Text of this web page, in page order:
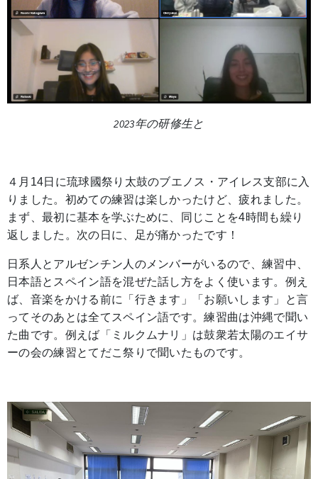
2023年の研修生と
４月 14日に琉球國祭り太鼓のブエノス・アイレス支部に入
りました。初めての練習は楽しかったけど、疲れました。
まず、最初に基本を学ぶために、同じことを4時間も繰り
返しました。次の日に、足が痛かったです！
日系人とアルゼンチン人のメンバーがいるので、練習中、
日本語とスペイン語を混ぜた話し方をよく使います。例え
ば、音楽をかける前に「行きます」「お願いします」と言
ってそのあとは全てスペイン語です。練習曲は沖縄で聞い
た曲です。例えば「ミルクムナリ」は鼓衆若太陽のエイサ
ーの会の練習とてだこ祭りで聞いたものです。